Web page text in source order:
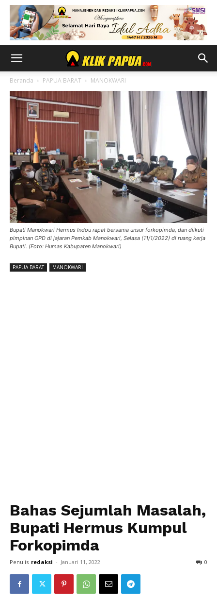
Beranda PAPUA BARAT MANOKWARI
Bupati Manokwari Hermus Indou rapat bersama unsur forkopimda, dan diikuti
pimpinan OPD di jajaran Pemkab Manokwari, Selasa (11/1/2022) di ruang kerja
Bupati. (Foto: Humas Kabupaten Manokwari)
PAPUA BARAT MANOKWARI
Bahas Sejumlah Masalah,
Bupati Hermus Kumpul
Forkopimda
Penulis redaksi - Januari 11, 2022 0